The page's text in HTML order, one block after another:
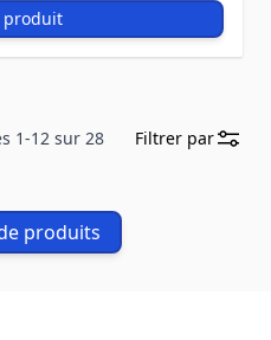
produit
1-12 sur 28 Filtrer par
produits